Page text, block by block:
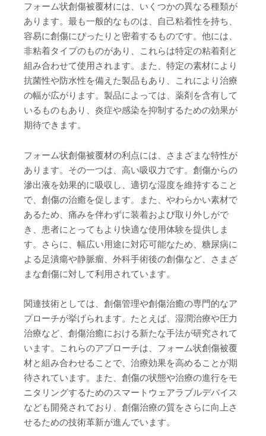
フォーム状創傷被覆材には、いくつかの異なる種類が
あります。最も一般的なものは、自己粘着性を持ち、
容易に創傷にぴったりと密着するものです。他には、
非粘着タイプのものがあり、これらは特定の粘着剤と
組み合わせて使用されます。また、特定の素材により
抗菌性や防水性を備えた製品もあり、これにより治療
の幅が広がります。製品によっては、薬剤を含有して
いるものもあり、炎症や感染を抑制するための効果が
期待できます。
フォーム状創傷被覆材の利点には、さまざまな特性が
あります。その一つは、高い吸収力です。創傷からの
滲出液を効果的に吸収し、適切な湿度を維持すること
で、創傷の治癒を促します。また、やわらかい素材で
あるため、痛みを伴わずに装着および取り外しがで
き、患者にとってもより快適な使用体験を提供しま
す。さらに、幅広い用途に対応可能なため、糖尿病に
よる足潰瘍や静脈瘤、外科手術後の創傷など、さまざ
まな創傷に対して利用されています。
関連技術としては、創傷管理や創傷治癒の専門的なア
プローチが挙げられます。たとえば、湿潤治療や圧力
治療など、創傷治癒における新たな手法が研究されて
います。これらのアプローチは、フォーム状創傷被覆
材と組み合わせることで、治療効果を高めることが期
待されています。また、創傷の状態や治療の進行をモ
ニタリングするためのスマートウェアラブルデバイス
なども開発されており、創傷治療の質をさらに向上さ
せるための技術革新が進んでいます。